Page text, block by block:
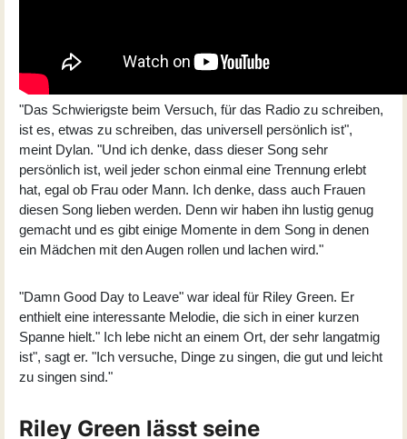
"Das Schwierigste beim Versuch, für das Radio zu schreiben,
ist es, etwas zu schreiben, das universell persönlich ist",
meint Dylan. "Und ich denke, dass dieser Song sehr
persönlich ist, weil jeder schon einmal eine Trennung erlebt
hat, egal ob Frau oder Mann. Ich denke, dass auch Frauen
diesen Song lieben werden. Denn wir haben ihn lustig genug
gemacht und es gibt einige Momente in dem Song in denen
ein Mädchen mit den Augen rollen und lachen wird."
"Damn Good Day to Leave" war ideal für Riley Green. Er
enthielt eine interessante Melodie, die sich in einer kurzen
Spanne hielt." Ich lebe nicht an einem Ort, der sehr langatmig
ist", sagt er. "Ich versuche, Dinge zu singen, die gut und leicht
zu singen sind."
Riley Green lässt seine